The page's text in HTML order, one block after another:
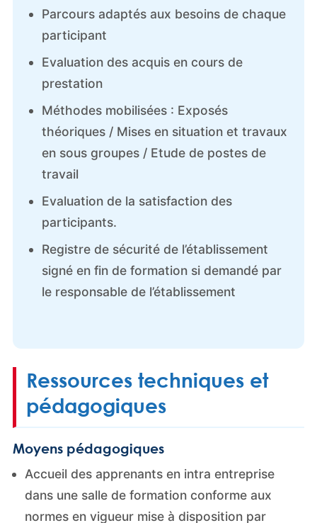
Parcours adaptés aux besoins de chaque
participant
Evaluation des acquis en cours de
prestation
Méthodes mobilisées : Exposés
théoriques / Mises en situation et travaux
en sous groupes / Etude de postes de
travail
Evaluation de la satisfaction des
participants.
Registre de sécurité de l’établissement
signé en fin de formation si demandé par
le responsable de l’établissement
Ressources techniques et
pédagogiques
Moyens pédagogiques
Accueil des apprenants en intra entreprise
dans une salle de formation conforme aux
normes en vigueur mise à disposition par